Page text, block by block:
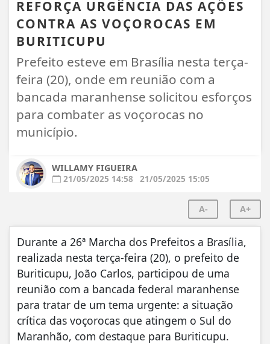
REFORÇA URGÊNCIA DAS AÇÕES
CONTRA AS VOÇOROCAS EM
BURITICUPU
Prefeito esteve em Brasília nesta terça-
feira (20), onde em reunião com a
bancada maranhense solicitou esforços
para combater as voçorocas no
município.
WILLAMY FIGUEIRA
21/05/2025 14:58
21/05/2025 15:05
A- A+
Durante a 26ª Marcha dos Prefeitos a Brasília,
realizada nesta terça-feira (20), o prefeito de
Buriticupu, João Carlos, participou de uma
reunião com a bancada federal maranhense
para tratar de um tema urgente: a situação
crítica das voçorocas que atingem o Sul do
Maranhão, com destaque para Buriticupu.